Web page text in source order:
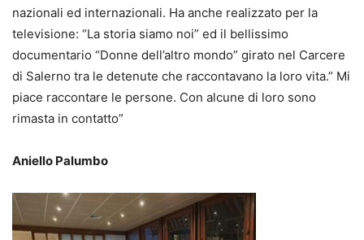
nazionali ed internazionali. Ha anche realizzato per la
televisione: “La storia siamo noi” ed il bellissimo
documentario “Donne dell’altro mondo” girato nel Carcere
di Salerno tra le detenute che raccontavano la loro vita.” Mi
piace raccontare le persone. Con alcune di loro sono
rimasta in contatto”
Aniello Palumbo